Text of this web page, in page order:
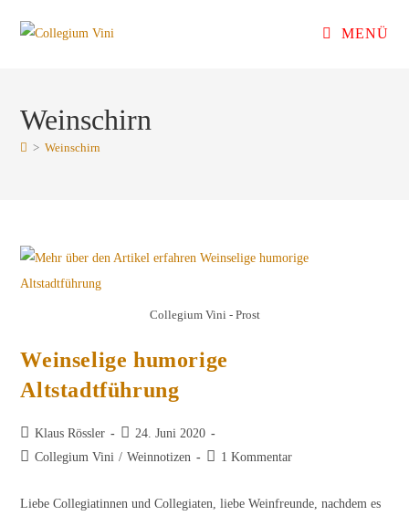
Inhalt
MENÜ
Weinschirn
> Weinschirn
Collegium Vini - Prost
Weinselige humorige
Altstadtführung
Beitrags-
Autor:
Klaus Rössler
Beitrag
veröffentlicht:
24. Juni 2020
Beitrags-
Collegium Vini / Weinnotizen
Beitrags-
1 Kommentar
Liebe Collegiatinnen und Collegiaten, liebe Weinfreunde, nachdem es